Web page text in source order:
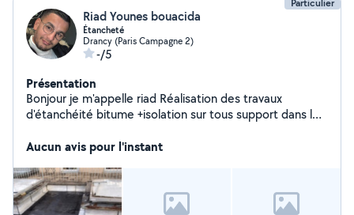
Particulier
Riad Younes bouacida
Étancheté
Drancy (Paris Campagne 2)
-/5
Présentation
Bonjour je m'appelle riad Réalisation des travaux
d'étanchéité bitume +isolation sur tous support dans le
pose de dalle et couverture.
Aucun avis pour l'instant